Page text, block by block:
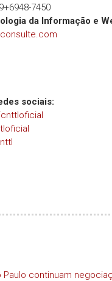
7450
da Informação e
sociais:
Paulo continuam